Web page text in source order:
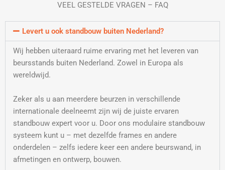
VEEL GESTELDE VRAGEN – FAQ
Levert u ook standbouw buiten Nederland?
Wij hebben uiteraard ruime ervaring met het leveren van
beursstands buiten Nederland. Zowel in Europa als
wereldwijd.
Zeker als u aan meerdere beurzen in verschillende
internationale deelneemt zijn wij de juiste ervaren
standbouw expert voor u. Door ons modulaire standbouw
systeem kunt u – met dezelfde frames en andere
onderdelen – zelfs iedere keer een andere beurswand, in
afmetingen en ontwerp, bouwen.